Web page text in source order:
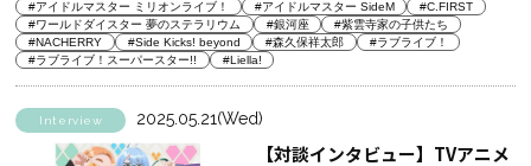
#アイドルマスター ミリオンライブ！
#アイドルマスター SideM
#C.FIRST
#ワールドダイスター 夢のステラリウム
#銀河座
#紫雲寺家の子供たち
#NACHERRY
#Side Kicks! beyond #森久保祥太郎
#ラブライブ！
#ラブライブ！スーパースター!!
#Liella!
Interview 2025.05.21(Wed)
【対談インタビュー】TVアニメ